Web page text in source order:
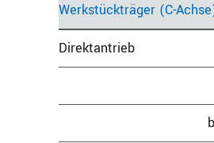
Werkstückträger (C-
Direktantrieb